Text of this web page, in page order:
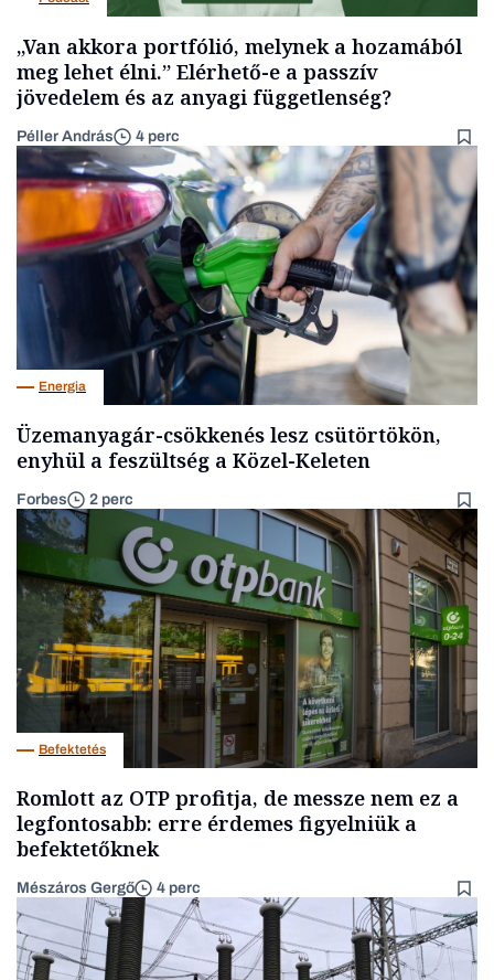
„Van akkora portfólió, melynek a hozamából
meg lehet élni.” Elérhető-e a passzív
jövedelem és az anyagi függetlenség?
Péller András 4 perc
Energia
Üzemanyagár-csökkenés lesz csütörtökön,
enyhül a feszültség a Közel-Keleten
Forbes 2 perc
Befektetés
Romlott az OTP profitja, de messze nem ez a
legfontosabb: erre érdemes figyelniük a
befektetőknek
Mészáros Gergő 4 perc